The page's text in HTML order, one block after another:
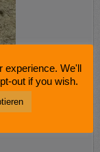
experience. We'll
out if you wish.